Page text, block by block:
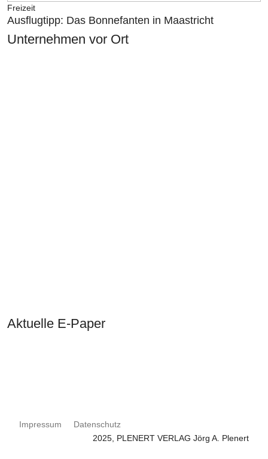
Freizeit
Ausflugtipp: Das Bonnefanten in Maastricht
Unternehmen vor Ort
Aktuelle E-Paper
Impressum
Datenschutz
2025, PLENERT VERLAG Jörg A. Plenert